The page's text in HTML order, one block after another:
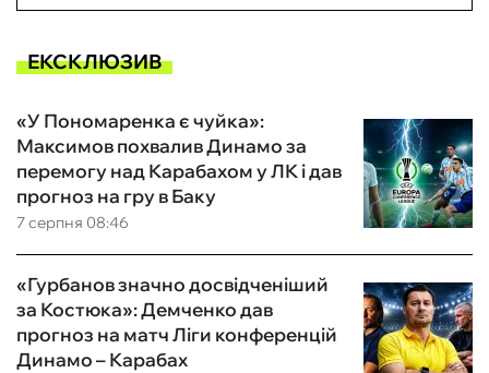
ЕКСКЛЮЗИВ
7 серпня 08:46
«У Пономаренка є чуйка»:
Максимов похвалив Динамо за
перемогу над Карабахом у ЛК і дав
прогноз на гру в Баку
«Гурбанов значно досвідченіший
за Костюка»: Демченко дав
прогноз на матч Ліги конференцій
Динамо – Карабах